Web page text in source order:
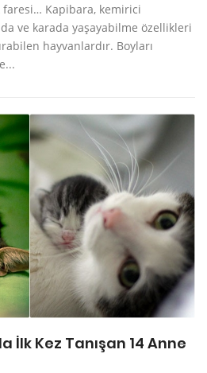
Kapibara, kemirici
ve karada yaşayabilme özellikleri
hayvanlardır. Boyları
İlk Kez Tanışan 14 Anne